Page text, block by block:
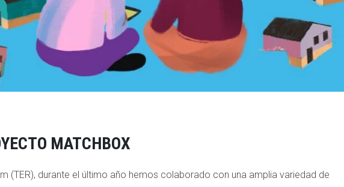
MATCHBOX
(TER), durante el último año hemos colaborado con una amplia variedad de